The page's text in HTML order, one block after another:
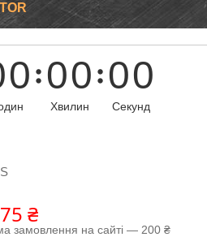
0 00
Хвилин
00
Секунд
₴
замовлення на сайті — 200 ₴